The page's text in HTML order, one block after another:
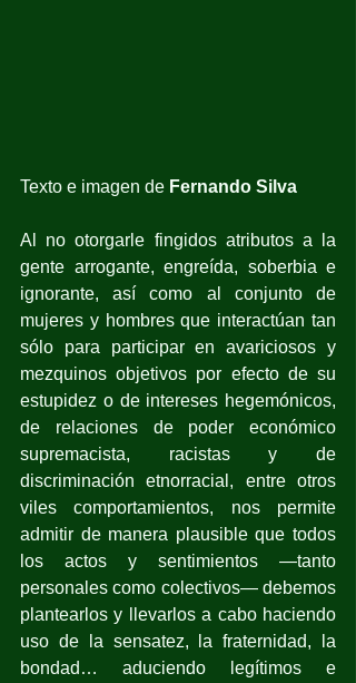
Texto e imagen de Fernando Silva
Al no otorgarle fingidos atributos a la
gente arrogante, engreída, soberbia e
ignorante, así como al conjunto de
mujeres y hombres que interactúan tan
só lo para participar en avariciosos y
mezquinos objetivos por efecto de su
estupidez o de intereses hegemónicos,
de relaciones de poder económico
supremacista, racistas y de
discriminación etnorracial, entre otros
viles comportamientos, nos permite
admitir de manera plausible que todos
los actos y sentimientos —tanto
personales como colectivos— debemos
plantearlos y llevarlos a cabo haciendo
uso de la sensatez, la fraternidad, la
bondad… aduciendo legítimos e